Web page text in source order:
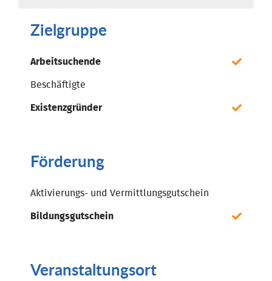
Zielgruppe
Arbeitsuchende
Beschäftigte
Existenzgründer
Förderung
Aktivierungs- und Vermittlungsgutschein
Bildungsgutschein
Veranstaltungsort